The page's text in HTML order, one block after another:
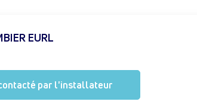
EURL
par l'installateur